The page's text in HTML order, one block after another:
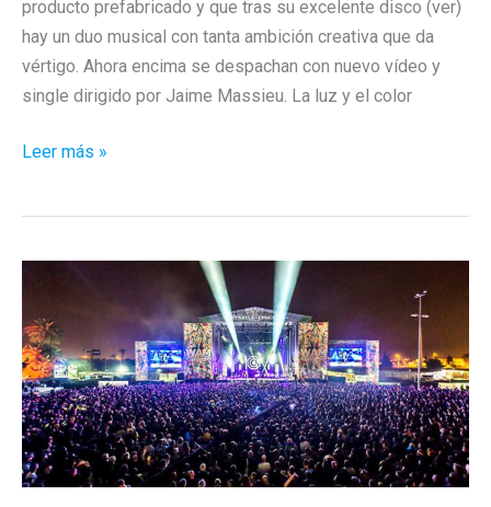
producto prefabricado y que tras su excelente disco (ver)
hay un duo musical con tanta ambición creativa que da
vértigo. Ahora encima se despachan con nuevo vídeo y
single dirigido por Jaime Massieu. La luz y el color
No
DELAPORTE
Leer más »